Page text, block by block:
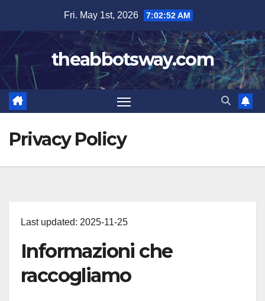
content
Fri. May 1st, 2026 7:02:52 AM
theabbotsway.com
Privacy Policy
Last updated: 2025-11-25
Informazioni che
raccogliamo